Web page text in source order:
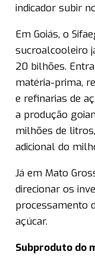
indicador subir
Em Goiás, o
sucroalcooleiro
20 bilhões.
matéria-prima,
e refinarias de
a produção
milhões de
adicional do
Já em Mato
direcionar os
processamento
açúcar.
Subproduto do